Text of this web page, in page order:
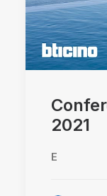
2021
E